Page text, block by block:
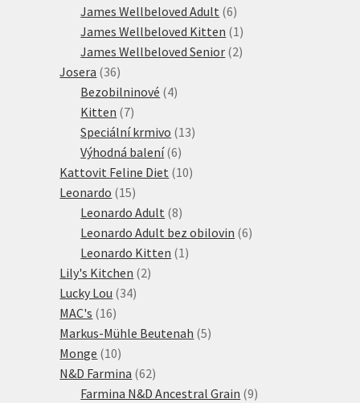
produktů
James Wellbeloved Adult 66
produktů
James Wellbeloved Kitten 1 1
produkt
James Wellbeloved Senior 22
Josera 3636
produktů
Bezobilninové 44
Kitten 77
produktů
Speciální krmivo 1313
Výhodná balení 66
produktů
Kattovit Feline Diet 1010
Leonardo 1515
produktů
Leonardo Adult 88
produktů
Leonardo Adult bez obilovin 66
Leonardo Kitten 1 1
Lily's Kitchen 22
Lucky Lou 3434
MAC's 1616
produktů
Markus-Mühle Beutenah 55
Monge 1010
produktů
N&D Farmina 6262
produktů
Farmina N&D Ancestral Grain 99